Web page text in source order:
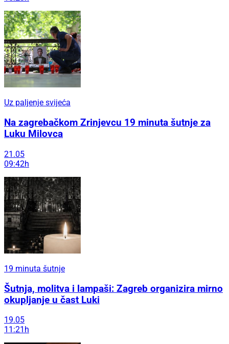
Uz paljenje svijeća
Na zagrebačkom Zrinjevcu 19 minuta šutnje za
Luku Milovca
21.05
09:42h
19 minuta šutnje
Šutnja, molitva i lampaši: Zagreb organizira mirno
okupljanje u čast Luki
19.05
11:21h